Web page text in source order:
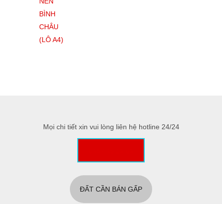
Mọi chi tiết xin vui lòng liên hệ hotline 24/24
ĐẤT CẦN BÁN GẤP